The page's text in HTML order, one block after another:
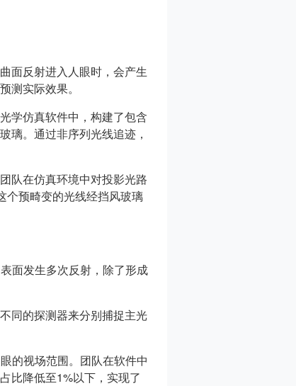
面反射进入人眼时，会产生
测实际效果。
学仿真软件中，构建了包含
璃。通过非序列光线追迹，
队在仿真环境中对投影光路
个预畸变的光线经挡风玻璃
面发生多次反射，除了形成
同的探测器来分别捕捉主光
的视场范围。团队在软件中
比降低至1%以下，实现了